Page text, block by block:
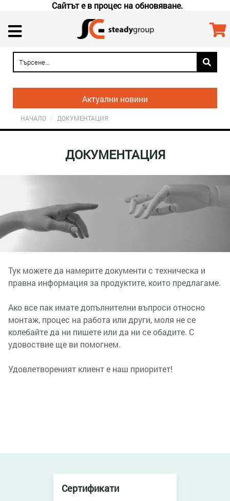
Сайтът е в процес на обновяване.
Актуални новини
НАЧАЛО / ДОКУМЕНТАЦИЯ
ДОКУМЕНТАЦИЯ
Тук можете да намерите документи с техническа и
правна информация за продуктите, които предлагаме.
Ако все пак имате допълнителни въпроси относно
монтаж, процес на работа или други, моля не се
колебайте да ни пишете или да ни се обадите. С
удовоствие ще ви помогнем.
Удовлетвореният клиент е наш приоритет!
Сертификати